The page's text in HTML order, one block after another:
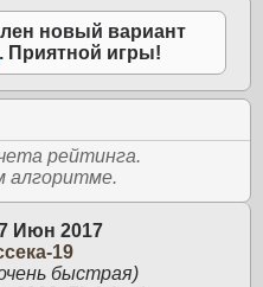
новый вариант
. Приятной игры!
рейтинга.
алгоритме.
Июн 2017
19
быстрая)